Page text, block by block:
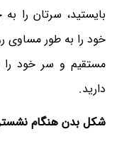
بایستید، سرتان را
خود را به طور مساوی
مستقیم و سر خود را
دارید.
شکل بدن هنگام